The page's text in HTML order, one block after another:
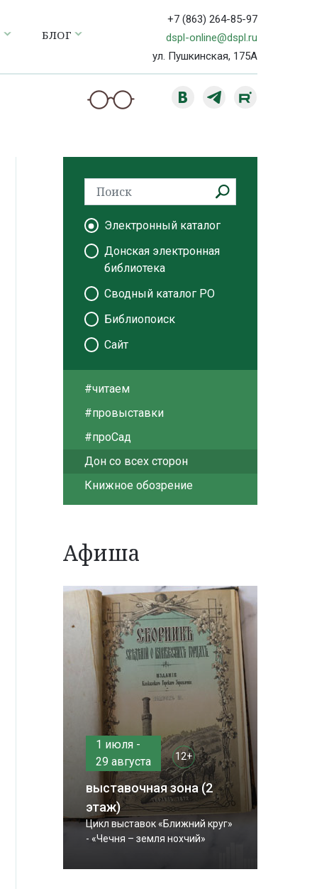
БЛОГ
+7 (863) 264-85-97
dspl-online@dspl.ru
ул. Пушкинская, 175А
Электронный каталог
Донская электронная
библиотека
Сводный каталог РО
Библиопоиск
Сайт
#читаем
#провыставки
#проСад
Дон со всех сторон
Книжное обозрение
Афиша
1 июля -
29 августа
12+
выставочная зона (2
этаж)
Цикл выставок «Ближний круг»
- «Чечня – земля нохчий»